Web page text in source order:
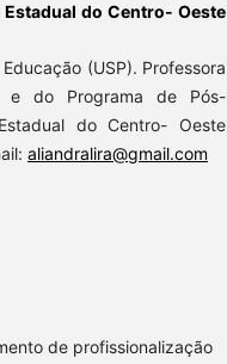
do Centro- Oeste
(USP). Professora
e do Programa de Pós-
do Centro- Oeste
aliandralira@gmail.com
de profissionalização